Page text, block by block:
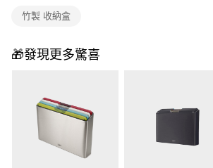
竹製 收納盒
🎁發現更多驚喜